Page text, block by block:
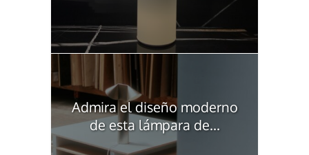
Admira el diseño moderno
de esta lámpara de...